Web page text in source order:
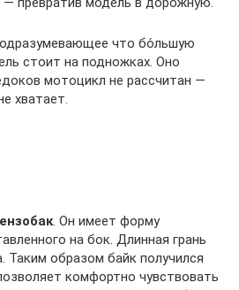
что бо́льшую
стоит на подножках. Оно
мотоцикл не рассчитан —
хватает.
. Он имеет форму
на бок. Длинная грань
Таким образом байк получился
комфортно чувствовать